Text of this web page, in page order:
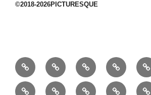
©2018-2026PICTURESQUE
1/10：
材
料
10/10：
ジ
ュ
2/10：
製
作
3/10：
は
ぎ
4/
Ｈ
Ｍ
6/10：
7/10：
8/10：
9/10：